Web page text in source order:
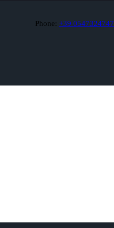
Phone: +39 0547324747